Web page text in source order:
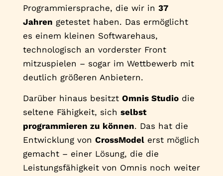
Programmiersprache, die wir in 37
Jahren getestet haben. Das ermöglicht
es einem kleinen Softwarehaus,
technologisch an vorderster Front
mitzuspielen – sogar im Wettbewerb mit
deutlich größeren Anbietern.
Darüber hinaus besitzt Omnis Studiodie
seltene Fähigkeit, sich selbst
programmieren zu können. Das hat die
Entwicklung von CrossModelerst möglich
gemacht – einer Lösung, die die
Leistungsfähigkeit von Omnis noch weiter